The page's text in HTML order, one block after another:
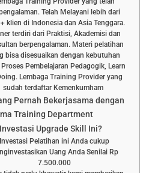
Telah Melayani lebih dari
klien di Indonesia dan Asia Tenggara.
terdiri dari Praktisi, Akademisi dan
berpengalaman. Materi pelatihan
bisa disesuaikan dengan kebutuhan
Proses Pembelajaran Pedagogik, Learn
Lembaga Training Provider yang
sudah terdaftar Kemenkumham
Pernah Bekerjasama dengan
Training Department
Upgrade Skill Ini?
Investasi Pelatihan ini Anda cukup
Uang Anda Senilai Rp
7.500.000